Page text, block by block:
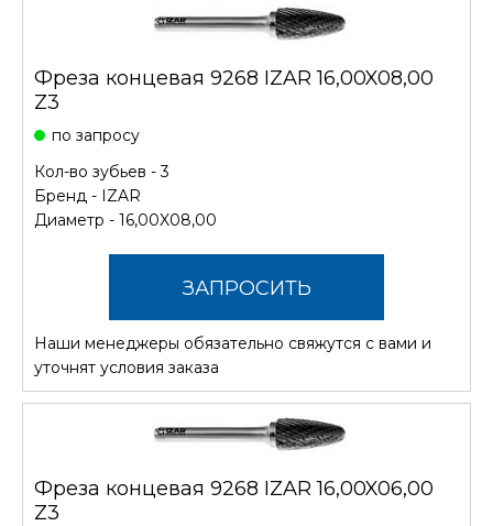
Фреза концевая 9268 IZAR 16,00X08,00
Z3
по запросу
Кол-во зубьев - 3
Бренд - IZAR
Диаметр - 16,00X08,00
ЗАПРОСИТЬ
СТОИМОСТЬ
Наши менеджеры обязательно свяжутся с вами и
уточнят условия заказа
Фреза концевая 9268 IZAR 16,00X06,00
Z3